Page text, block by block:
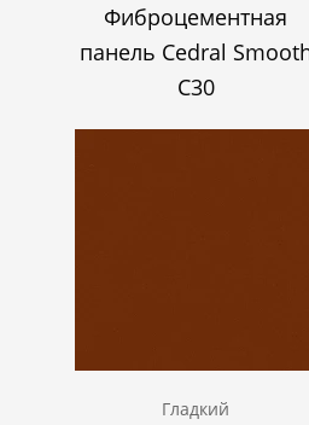
Фиброцементная
панель Cedral
C30
Гладкий